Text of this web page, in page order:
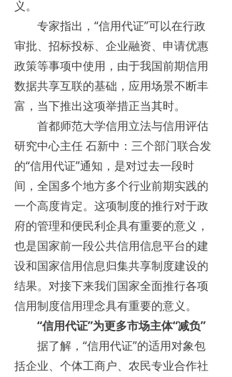
义。
专家指出，“信用代证”可以在行政
审批、招标投标、企业融资、申请优惠
政策等事项中使用，由于我国前期信用
数据共享互联的基础，应用场景不断丰
富，当下推出这项举措正当其时。
首都师范大学信用立法与信用评估
研究中心主任 石新中：三个部门联合发
的“信用代证”通知，是对过去一段时
间，全国多个地方多个行业前期实践的
一个高度肯定。这项制度的推行对于政
府的管理和便民利企具有重要的意义，
也是国家前一段公共信用信息平台的建
设和国家信用信息归集共享制度建设的
结果。对接下来我们国家全面推行各项
信用制度信用理念具有重要的意义。
“信用代证”为更多市场主体“减负”
据了解，“信用代证”的适用对象包
括企业、个体工商户、农民专业合作社